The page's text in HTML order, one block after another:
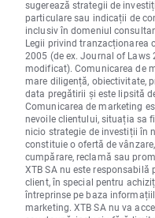
sugerează strategii de
particulare sau indicații de
inclusiv în domeniul
Legii privind tranzacționarea
2005 (de ex. Journal of
modificat). Comunicarea de
mare diligență, obiectivitate,
data pregătirii și este lipsită
Comunicarea de marketing
nevoile clientului, situația sa
nicio strategie de investiții în
constituie o ofertă de
cumpărare, reclamă sau
XTB SA nu este
client, în special pentru
întreprinse pe baza
marketing. XTB SA nu va